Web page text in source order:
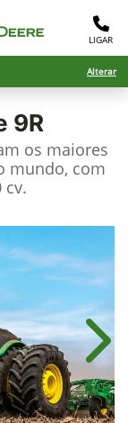
LIGAR
Alterar
9R
os maiores
mundo, com
cv.